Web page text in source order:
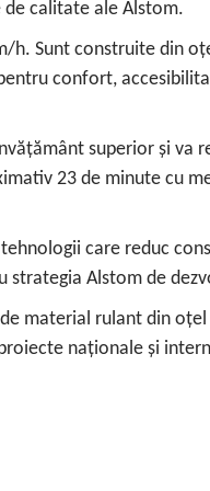
calitate ale Alstom.
Sunt construite din
confort,
superior și va
23 de minute cu
care reduc
strategia Alstom de
material rulant din
naționale și